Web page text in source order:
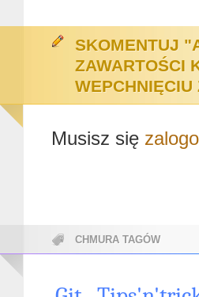
SKOMENTUJ
ZAWARTOŚCI
Musisz się
CHMURA TAGÓW